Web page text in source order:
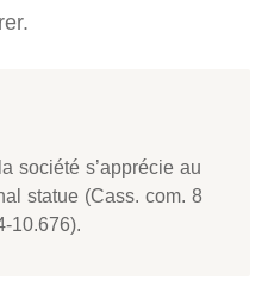
société s’apprécie au
statue (Cass. com. 8
10.676).